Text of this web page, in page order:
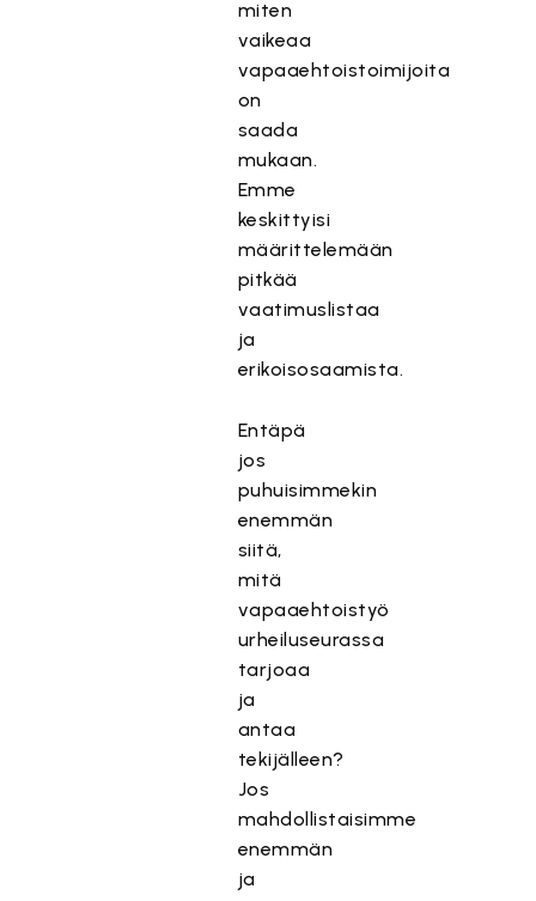
miten
vaikeaa
vapaaehtoistoimijoita
on
saada
mukaan.
Emme
keskittyisi
määrittelemään
pitkää
vaatimuslistaa
ja
erikoisosaamista.
Entäpä
jos
puhuisimmekin
enemmän
siitä,
mitä
vapaaehtoistyö
urheiluseurassa
tarjoaa
ja
antaa
tekijälleen?
Jos
mahdollistaisimme
enemmän
ja